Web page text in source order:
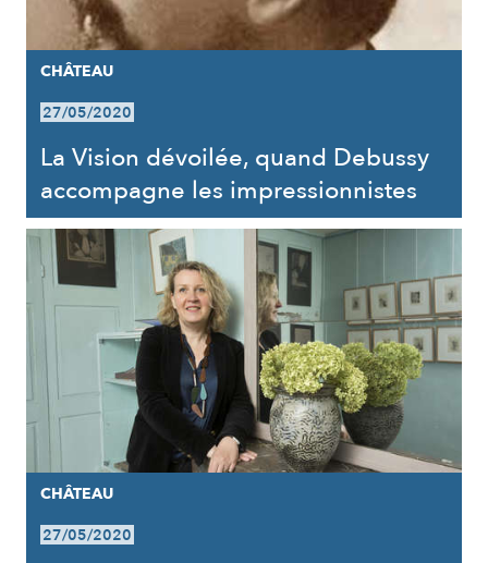
CHÂTEAU
27/05/2020
La Vision dévoilée, quand Debussy
accompagne les impressionnistes
CHÂTEAU
27/05/2020